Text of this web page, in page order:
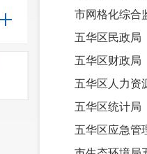
五华区民政局
五华区财政局
五华区统计局
五华区应急管